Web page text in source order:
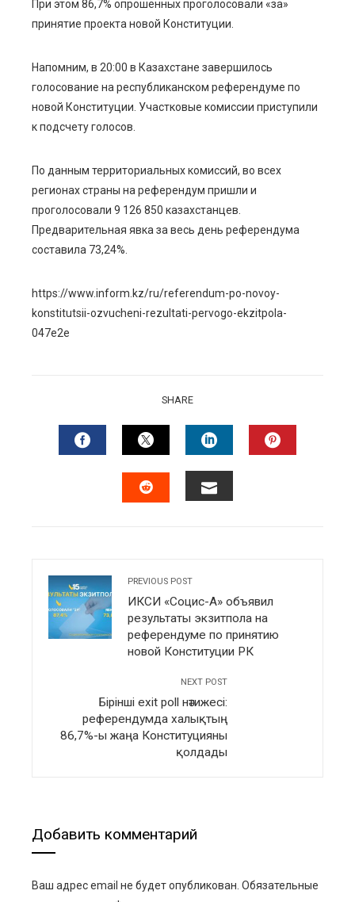
При этом 86,7% опрошенных проголосовали «за»
принятие проекта новой Конституции.
Напомним, в 20:00 в Казахстане завершилось
голосование на республиканском референдуме по
новой Конституции. Участковые комиссии приступили
к подсчету голосов.
По данным территориальных комиссий, во всех
регионах страны на референдум пришли и
проголосовали 9 126 850 казахстанцев.
Предварительная явка за весь день референдума
составила 73,24%.
https://www.inform.kz/ru/referendum-po-novoy-
konstitutsii-ozvucheni-rezultati-pervogo-ekzitpola-
047e2e
SHARE
FACEBOOKTWITTERLINKEDIN
PREVIOUS POST
ИКСИ «Социс-А» объявил
результаты экзитпола на
референдуме по принятию
новой Конституции РК
NEXT POST
Бірінші exit poll нәтижесі:
референдумда халықтың
86,7%-ы жаңа Конституцияны
қолдады
Добавить комментарий
Ваш адрес email не будет опубликован. Обязательные